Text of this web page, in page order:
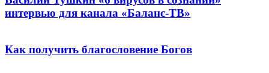
интервью для канала «Баланс-ТВ»
Как получить благословение Богов